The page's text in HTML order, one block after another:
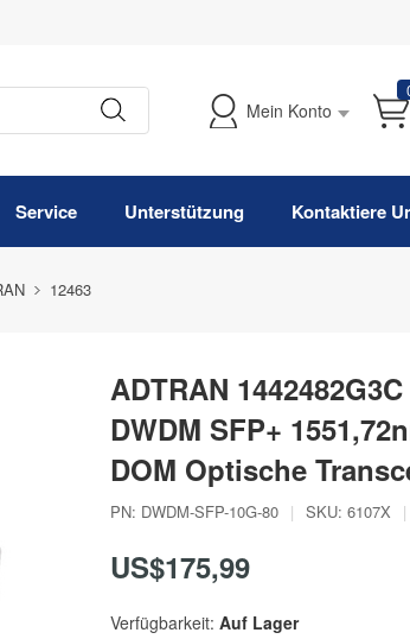
Mein Konto
Service Unterstützung Kontaktiere
12463
ADTRAN
DWDM SFP+
DOM Optische
PN: DWDM-SFP-10G-80 | SKU: 6107X |
US$175,99
Verfügbarkeit: Auf Lager